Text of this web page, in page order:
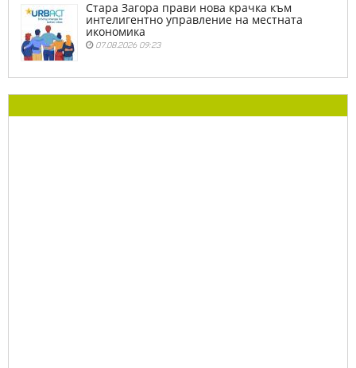
Стара Загора прави нова крачка към
интелигентно управление на местната
икономика
07.08.2026 09:23